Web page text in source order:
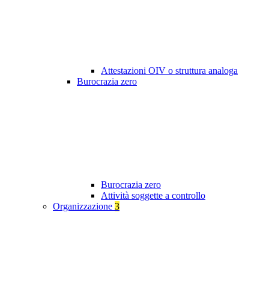
Attestazioni OIV o struttura analoga
Burocrazia zero
Burocrazia zero
Attività soggette a controllo
Organizzazione 3